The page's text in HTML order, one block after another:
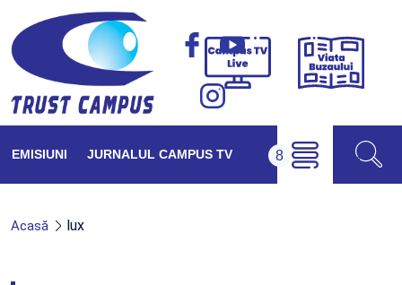
Campus
Viața
EMISIUNI JURNALUL CAMPUS TV
Acasă lux